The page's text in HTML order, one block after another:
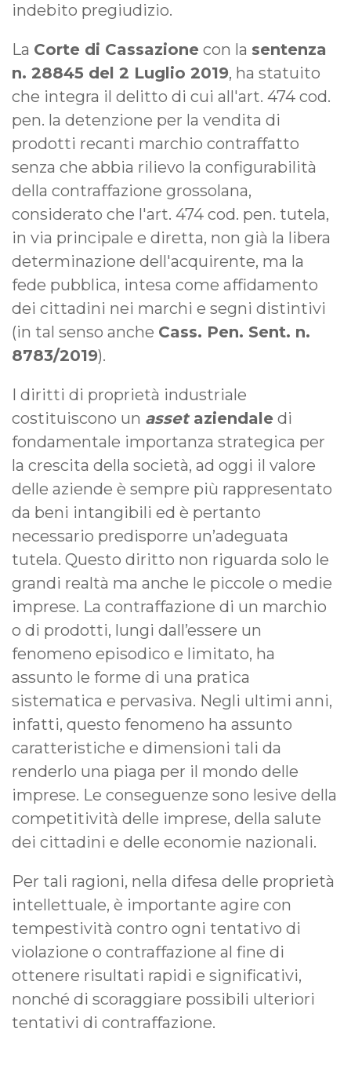
indebito pregiudizio.
La Corte di Cassazione con la sentenza
n. 28845 del 2 Luglio 2019, ha statuito
che integra il delitto di cui all'art. 474 cod.
pen. la detenzione per la vendita di
prodotti recanti marchio contraffatto
senza che abbia rilievo la configurabilità
della contraffazione grossolana,
considerato che l'art. 474 cod. pen. tutela,
in via principale e diretta, non già la libera
determinazione dell'acquirente, ma la
fede pubblica, intesa come affidamento
dei cittadini nei marchi e segni distintivi
(in tal senso anche Cass. Pen. Sent. n.
8783/2019).
I diritti di proprietà industriale
costituiscono un assetaziendale di
fondamentale importanza strategica per
la crescita della società, ad oggi il valore
delle aziende è sempre più rappresentato
da beni intangibili ed è pertanto
necessario predisporre un’adeguata
tutela. Questo diritto non riguarda solo le
grandi realtà ma anche le piccole o medie
imprese. La contraffazione di un marchio
o di prodotti, lungi dall’essere un
fenomeno episodico e limitato, ha
assunto le forme di una pratica
sistematica e pervasiva. Negli ultimi anni,
infatti, questo fenomeno ha assunto
caratteristiche e dimensioni tali da
renderlo una piaga per il mondo delle
imprese. Le conseguenze sono lesive della
competitività delle imprese, della salute
dei cittadini e delle economie nazionali.
Per tali ragioni, nella difesa delle proprietà
intellettuale, è importante agire con
tempestività contro ogni tentativo di
violazione o contraffazione al fine di
ottenere risultati rapidi e significativi,
nonché di scoraggiare possibili ulteriori
tentativi di contraffazione.